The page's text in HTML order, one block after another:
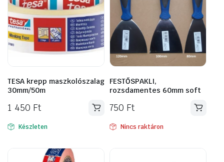
TESA krepp maszkolószalag
30mm/50m
1 450 Ft
Készleten
FESTŐSPAKLI,
rozsdamentes 60mm soft
750 Ft
Nincs raktáron